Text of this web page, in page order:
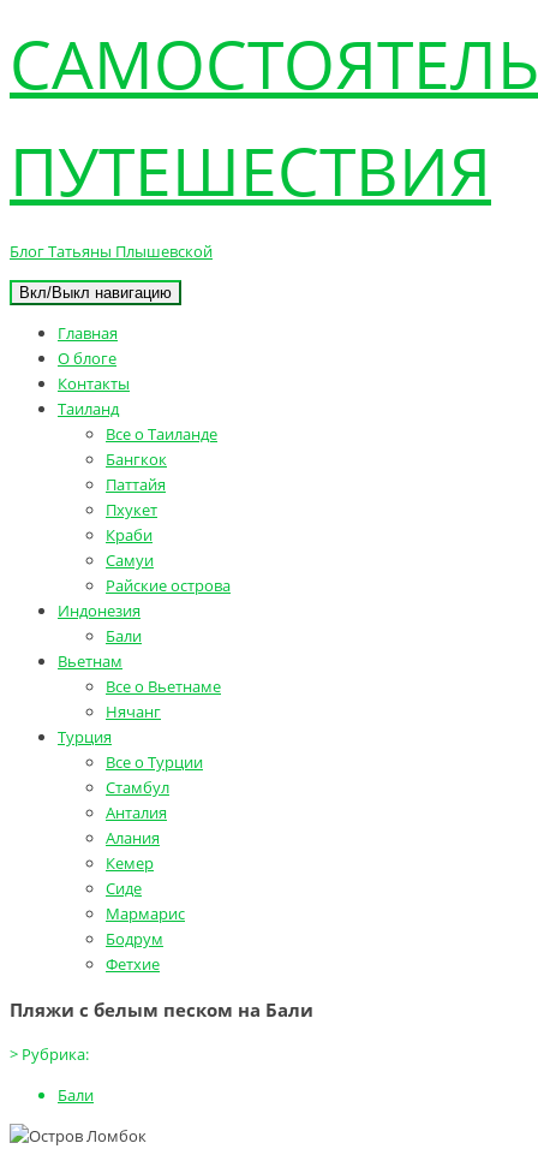
ПУТЕШЕСТВИЯ
Блог Татьяны Плышевской
Вкл/Выкл навигацию
Главная
О блоге
Контакты
Таиланд
Все о Таиланде
Бангкок
Паттайя
Пхукет
Краби
Самуи
Райские острова
Индонезия
Бали
Вьетнам
Все о Вьетнаме
Нячанг
Турция
Все о Турции
Стамбул
Анталия
Алания
Кемер
Сиде
Мармарис
Бодрум
Фетхие
Пляжи с белым песком на Бали
> Рубрика:
Бали